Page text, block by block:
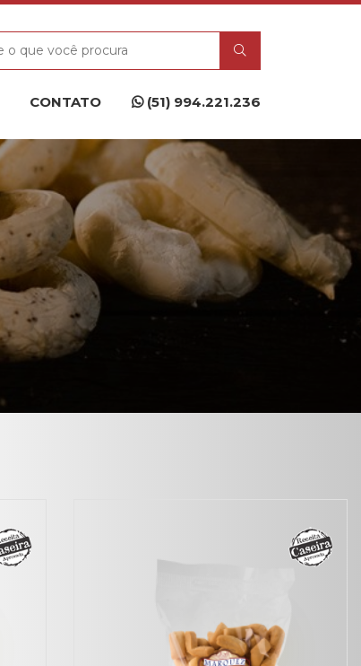
CONTATO (51) 994.221.236